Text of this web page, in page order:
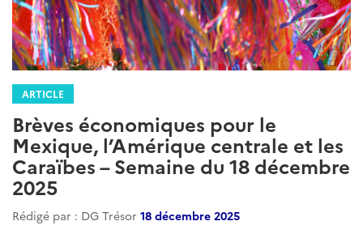
ARTICLE
Brèves économiques pour le
Mexique, l’Amérique centrale et les
Caraïbes – Semaine du 18 décembre
2025
Rédigé par : DG Trésor 18 décembre 2025